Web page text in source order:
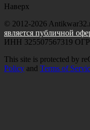
Наверх
© 2012-2026
является публичной
ИНН 325507567319
This site is protected by
Policy and Terms of